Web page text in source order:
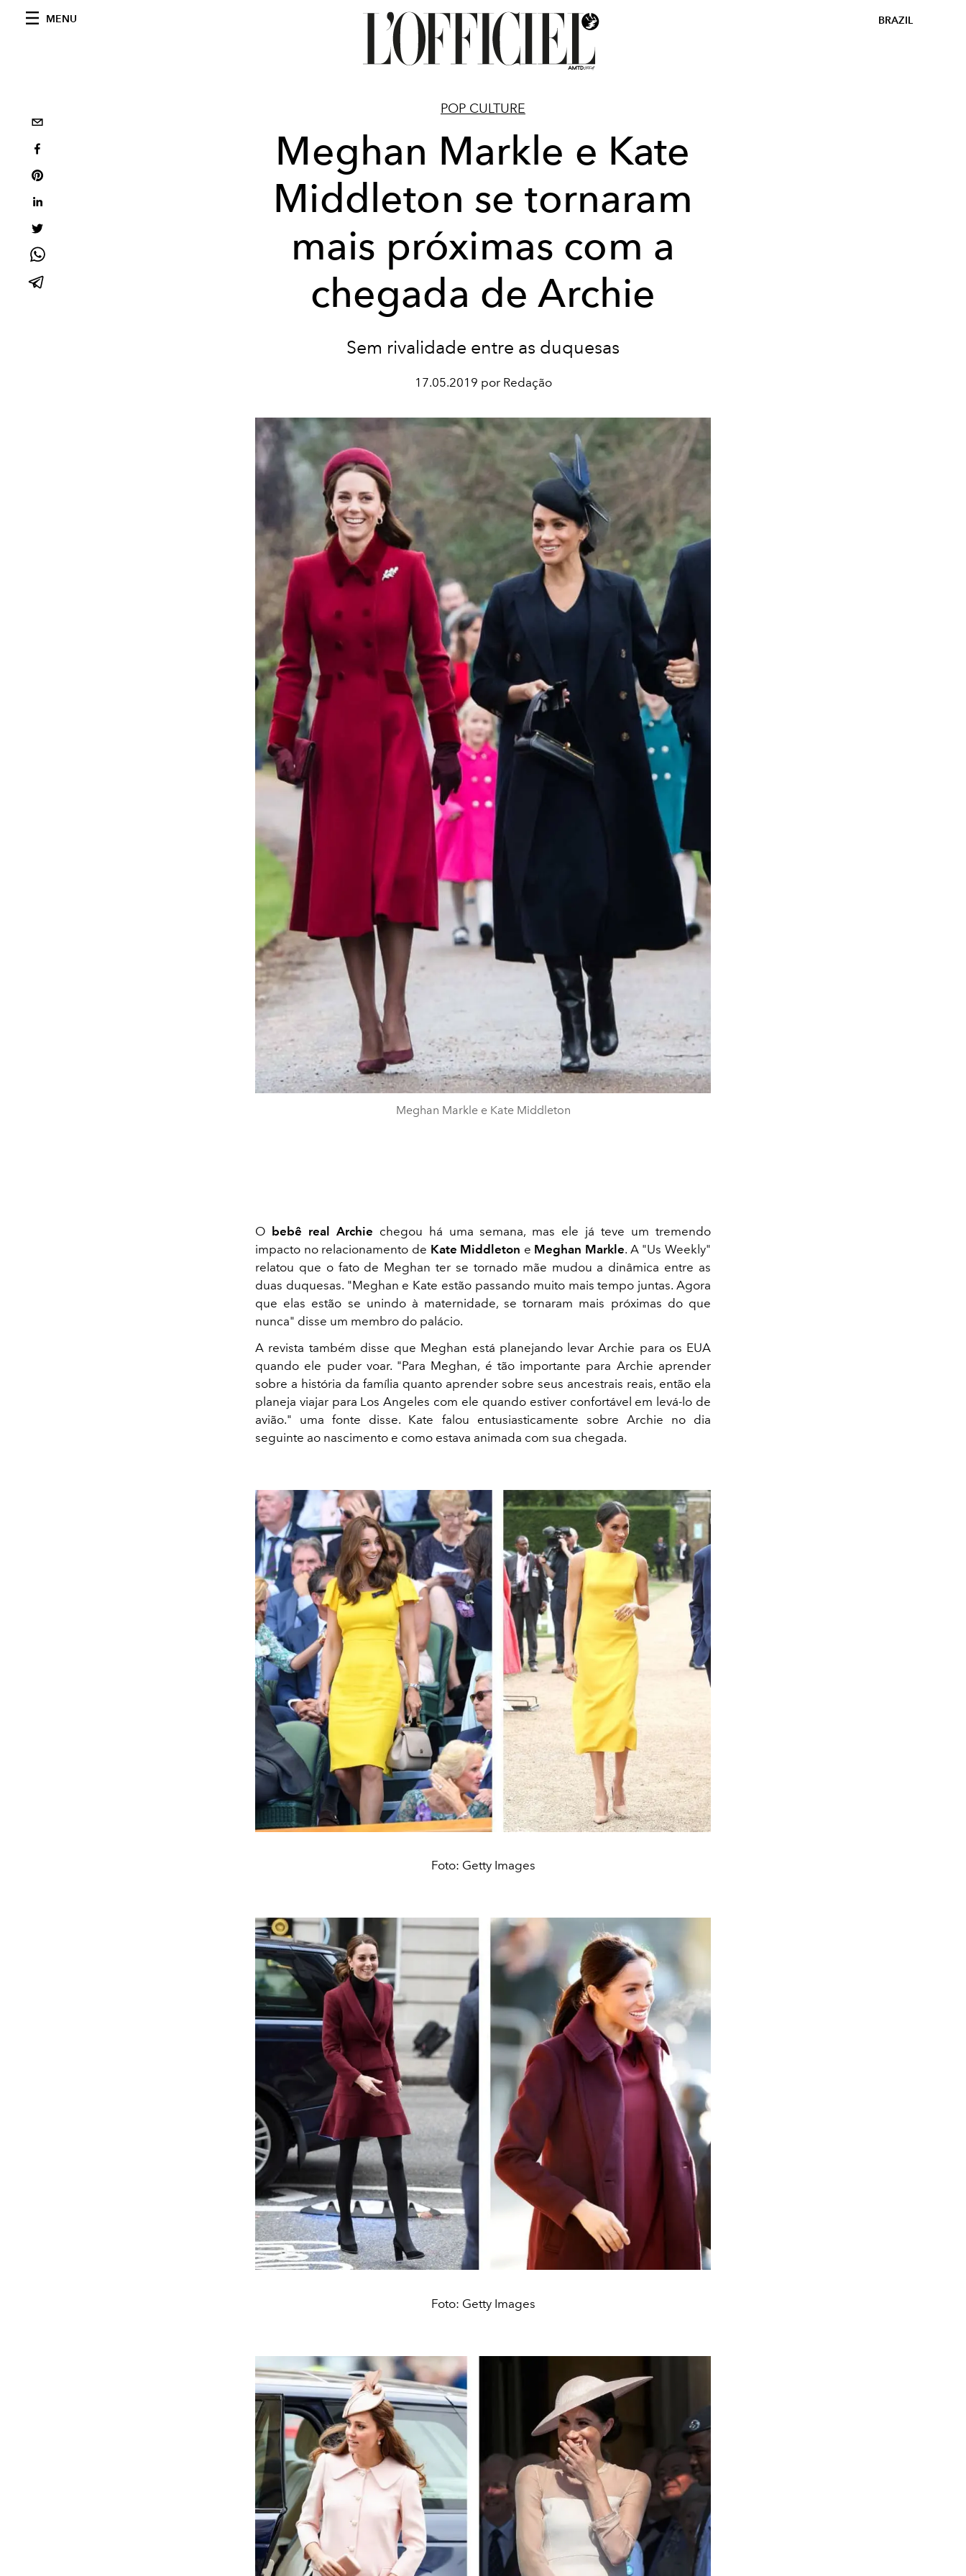
MENU BRAZIL
POP CULTURE
Meghan Markle e Kate
Middleton se tornaram
mais próximas com a
chegada de Archie
Sem rivalidade entre as duquesas
17.05.2019 por Redação
Meghan Markle e Kate Middleton
O bebê real Archie chegou há uma semana, mas ele já teve um tremendo
impacto no relacionamento de Kate Middleton e Meghan Markle. A "Us Weekly"
relatou que o fato de Meghan ter se tornado mãe mudou a dinâmica entre as
duas duquesas. "Meghan e Kate estão passando muito mais tempo juntas. Agora
que elas estão se unindo à maternidade, se tornaram mais próximas do que
nunca" disse um membro do palácio.
A revista também disse que Meghan está planejando levar Archie para os EUA
quando ele puder voar. "Para Meghan, é tão importante para Archie aprender
sobre a história da família quanto aprender sobre seus ancestrais reais, então ela
planeja viajar para Los Angeles com ele quando estiver confortável em levá-lo de
avião." uma fonte disse. Kate falou entusiasticamente sobre Archie no dia
seguinte ao nascimento e como estava animada com sua chegada.
Foto: Getty Images
Foto: Getty Images